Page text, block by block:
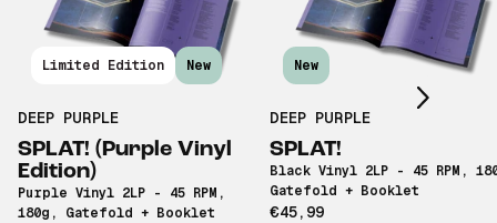
Limited Edition New
DEEP PURPLE
SPLAT! (Purple Vinyl
Edition)
Purple Vinyl 2LP - 45 RPM,
180g, Gatefold + Booklet
New
DEEP PURPLE
SPLAT!
Black Vinyl 2LP - 45 RPM,
Gatefold + Booklet
€45,99
Scroll right